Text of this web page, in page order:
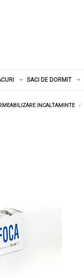
SACI DE DORMIT
INCALTAMINTE